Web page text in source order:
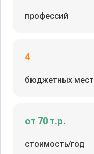
профессий
4
бюджетных мест
от 70 т.р.
стоимость/год